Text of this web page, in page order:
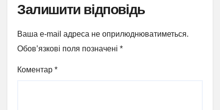
Залишити відповідь
Ваша e-mail адреса не оприлюднюватиметься.
Обов’язкові поля позначені *
Коментар *